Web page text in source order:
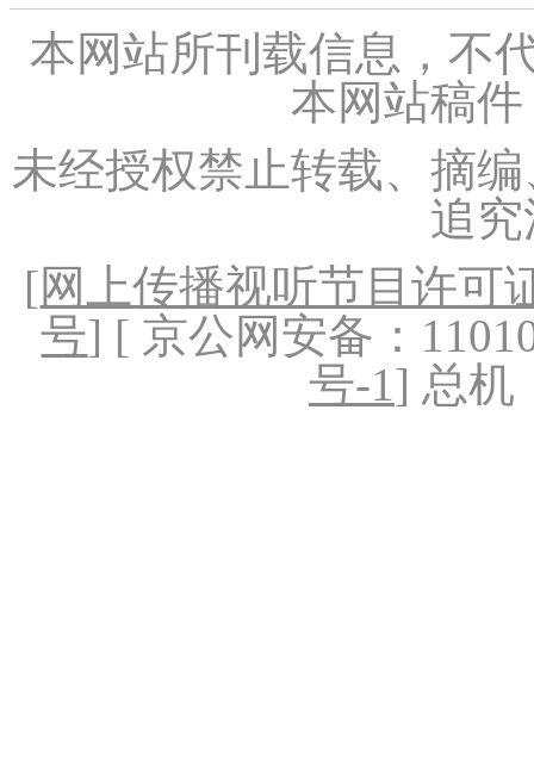
本网站所刊载信息，不
本网站稿
未经授权禁止转载、摘
追
[网上传播视听节目许可
号] [ 京公网安备：
号-1] 总机